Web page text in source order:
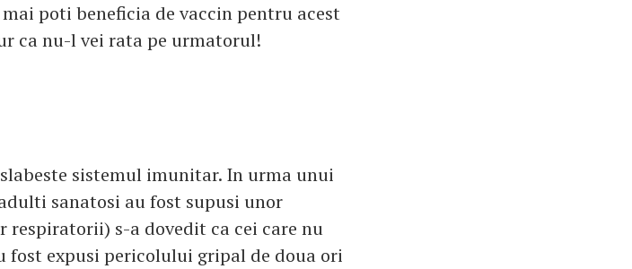
poti beneficia de vaccin pentru acest
ca nu-l vei rata pe urmatorul!
sistemul imunitar. In urma unui
sanatosi au fost supusi unor
s-a dovedit ca cei care nu
fost expusi pericolului gripal de doua ori